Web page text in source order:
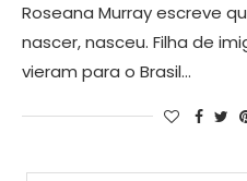
Roseana Murray escreve
nascer, nasceu. Filha de
vieram para o Brasil…